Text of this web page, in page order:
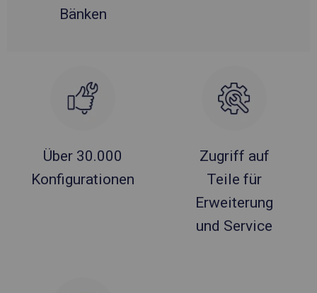
Bänken
Über 30.000
Konfigurationen
Zugriff auf
Teile für
Erweiterung
und Service